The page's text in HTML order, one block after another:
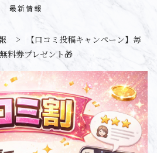
最新情報
>
【口コミ投稿キャンペーン】毎
料券プレゼント🎁